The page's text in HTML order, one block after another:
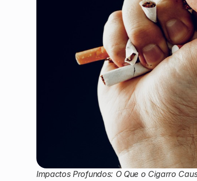
Impactos Profundos: O Que o Cigarro